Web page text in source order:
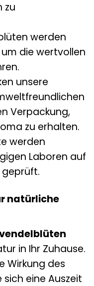
zu
werden
die wertvollen
unsere
Verpackung,
zu erhalten.
werden
Laboren auf
natürliche
in Ihr Zuhause.
Wirkung des
sich eine Auszeit